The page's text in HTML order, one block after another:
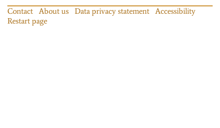
Contact About us Data privacy statement
Accessibility
Restart page